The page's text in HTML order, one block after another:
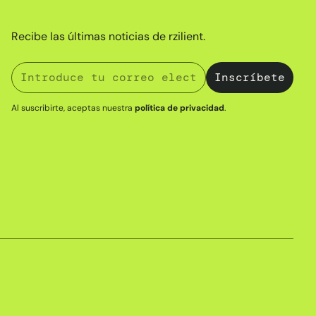
Recibe las últimas noticias de rzilient.
Al suscribirte, aceptas nuestra política de privacidad.